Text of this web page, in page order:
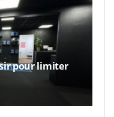
pour limiter